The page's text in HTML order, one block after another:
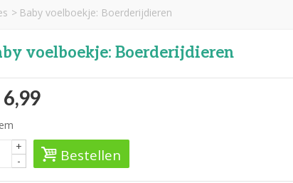
> Baby voelboekje: Boerderijdieren
voelboekje: Boerderijdieren
-
+ Bestellen